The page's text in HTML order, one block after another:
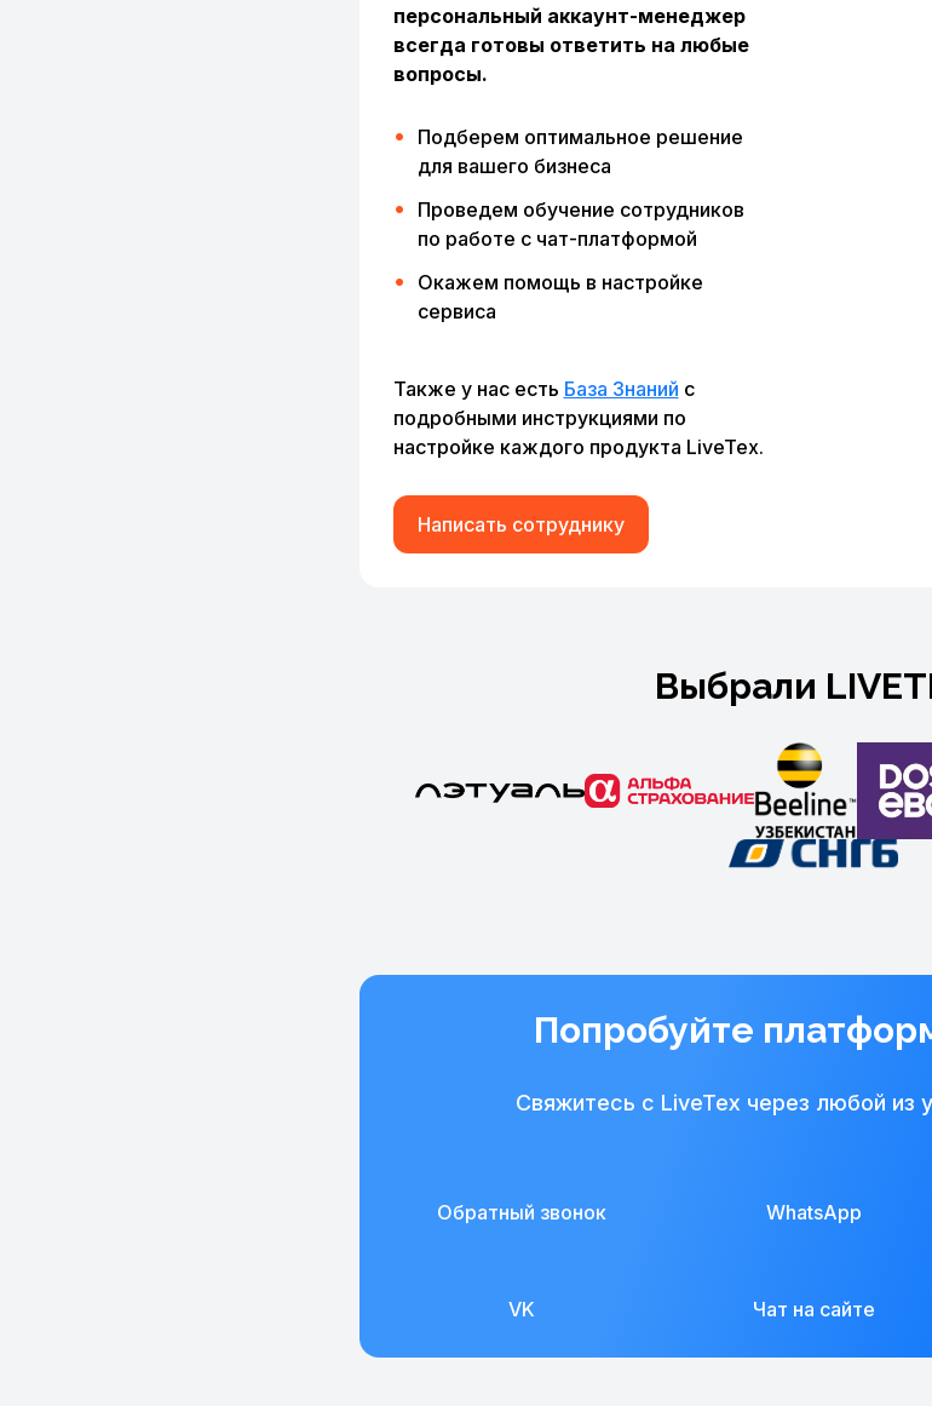
персональный аккаунт-менеджер
всегда готовы ответить на любые
вопросы.
Подберем оптимальное решение
для вашего бизнеса
Проведем обучение сотрудников
по работе с чат-платформой
Окажем помощь в настройке
сервиса
Также у нас есть База Знаний с
подробными инструкциями по
настройке каждого продукта LiveTex.
Написать сотруднику
Выбрали
Попробуйте
Свяжитесь с LiveTex через любой из
Обратный звонок WhatsApp
VK Чат на сайте